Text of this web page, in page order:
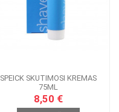
SPEICK SKUTIMOSI KREMAS
75ML
8,50 €